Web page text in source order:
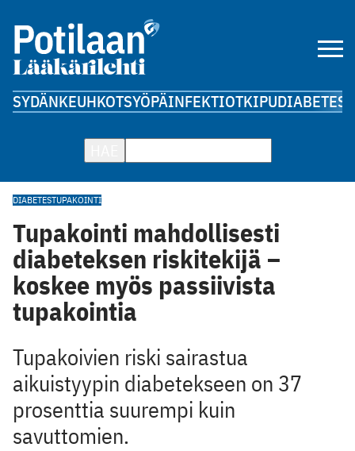
SYDÄNKEUHKOTSYÖPÄINFEKTIOTKIPUDIABETES
DIABETESTUPAKOINTI
Tupakointi mahdollisesti
diabeteksen riskitekijä –
koskee myös passiivista
tupakointia
Tupakoivien riski sairastua
aikuistyypin diabetekseen on 37
prosenttia suurempi kuin
savuttomien.